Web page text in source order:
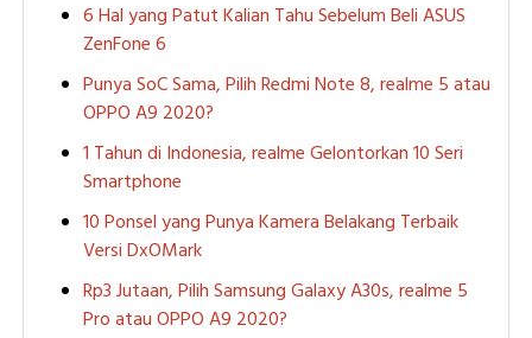
6 Hal yang Patut Kalian Tahu Sebelum Beli ASUS
ZenFone 6
Punya SoC Sama, Pilih Redmi Note 8, realme 5 atau
OPPO A9 2020?
1 Tahun di Indonesia, realme Gelontorkan 10 Seri
Smartphone
10 Ponsel yang Punya Kamera Belakang Terbaik
Versi DxOMark
Rp3 Jutaan, Pilih Samsung Galaxy A30s, realme 5
Pro atau OPPO A9 2020?